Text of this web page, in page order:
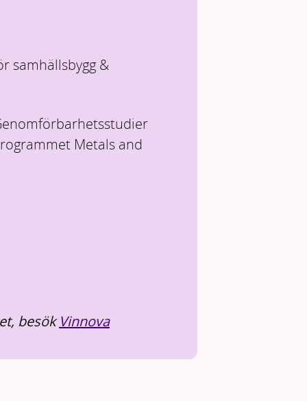
samhällsbygg &
Metals and
besökVinnova